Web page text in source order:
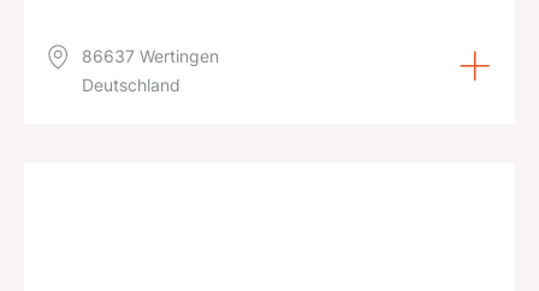
86637 Wertingen
Deutschland